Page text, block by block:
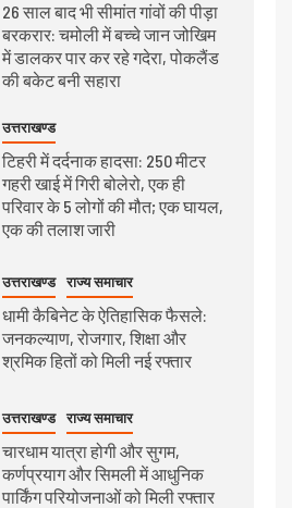
26 साल बाद भी सीमांत गांवों की पीड़ा
बरकरार: चमोली में बच्चे जान जोखिम
में डालकर पार कर रहे गदेरा, पोकलैंड
की बकेट बनी सहारा
उत्तराखण्ड
टिहरी में दर्दनाक हादसा: 250 मीटर
गहरी खाई में गिरी बोलेरो, एक ही
परिवार के 5 लोगों की मौत; एक घायल,
एक की तलाश जारी
उत्तराखण्ड राज्य समाचार
धामी कैबिनेट के ऐतिहासिक फैसले:
जनकल्याण, रोजगार, शिक्षा और
श्रमिक हितों को मिली नई रफ्तार
उत्तराखण्ड राज्य समाचार
चारधाम यात्रा होगी और सुगम,
कर्णप्रयाग और सिमली में आधुनिक
पार्किंग परियोजनाओं को मिली रफ्तार